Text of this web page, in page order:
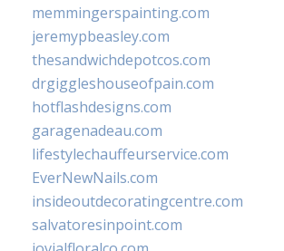
memmingerspainting.com
jeremypbeasley.com
thesandwichdepotcos.com
drgiggleshouseofpain.com
hotflashdesigns.com
garagenadeau.com
lifestylechauffeurservice.com
EverNewNails.com
insideoutdecoratingcentre.com
salvatoresinpoint.com